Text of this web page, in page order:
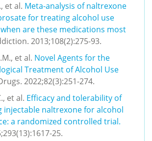
et al. Meta-analysis of naltrexone
for treating alcohol use
are these medications most
2013;108(2):275-93.
et al. Novel Agents for the
Treatment of Alcohol Use
2022;82(3):251-274.
et al. Efficacy and tolerability of
injectable naltrexone for alcohol
a randomized controlled trial.
25.